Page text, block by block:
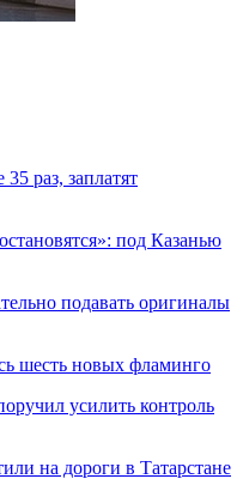
раз, заплатят
под Казанью
подавать оригиналы
шесть новых фламинго
усилить контроль
на дороги в Татарстане